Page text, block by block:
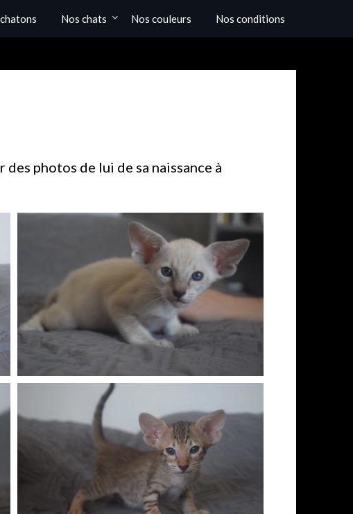
Nos chats Nos couleurs Nos conditions
photos de lui de sa naissance à
Mâle siamois (2) seal tabby point
— Disponible
Blue-Alizée, orientale chocolat
tabby — Réservée